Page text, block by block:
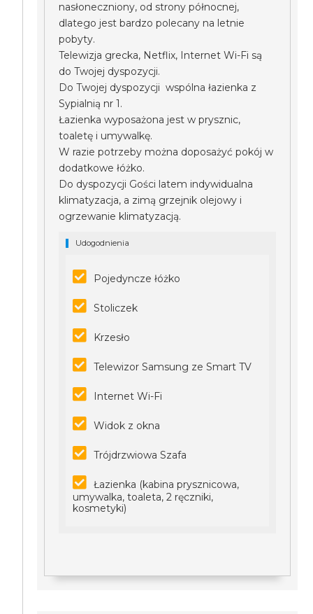
nasłoneczniony, od strony północnej,
dlatego jest bardzo polecany na letnie
pobyty.
Telewizja grecka, Netflix, Internet Wi-Fi są
do Twojej dyspozycji.
Do Twojej dyspozycji wspólna łazienka z
Sypialnią nr 1.
Łazienka wyposażona jest w prysznic,
toaletę i umywalkę.
W razie potrzeby można doposażyć pokój w
dodatkowe łóżko.
Do dyspozycji Gości latem indywidualna
klimatyzacja, a zimą grzejnik olejowy i
ogrzewanie klimatyzacją.
Udogodnienia
Pojedyncze łóżko
Stoliczek
Krzesło
Telewizor Samsung ze Smart TV
Internet Wi-Fi
Widok z okna
Trójdrzwiowa Szafa
Łazienka (kabina prysznicowa,
umywalka, toaleta, 2 ręczniki,
kosmetyki)